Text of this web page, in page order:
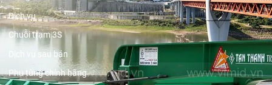
Dịch vụ
Chuỗi trạm 3S
Dịch vụ sau bán
Phụ tùng chính hãng